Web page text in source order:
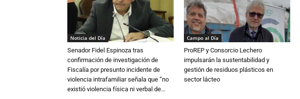
Noticia del Día
Senador Fidel Espinoza tras
confirmación de investigación de
Fiscalía por presunto incidente de
violencia intrafamiliar señala que “no
existió violencia física ni verbal de...
Campo al Día
ProREP y Consorcio Lechero
impulsarán la sustentabilidad y
gestión de residuos plásticos en
sector lácteo